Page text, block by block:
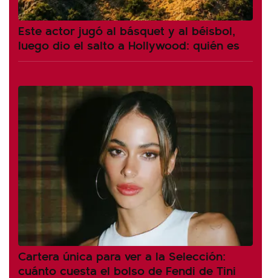
Este actor jugó al básquet y al béisbol,
luego dio el salto a Hollywood: quién es
Cartera única para ver a la Selección:
cuánto cuesta el bolso de Fendi de Tini